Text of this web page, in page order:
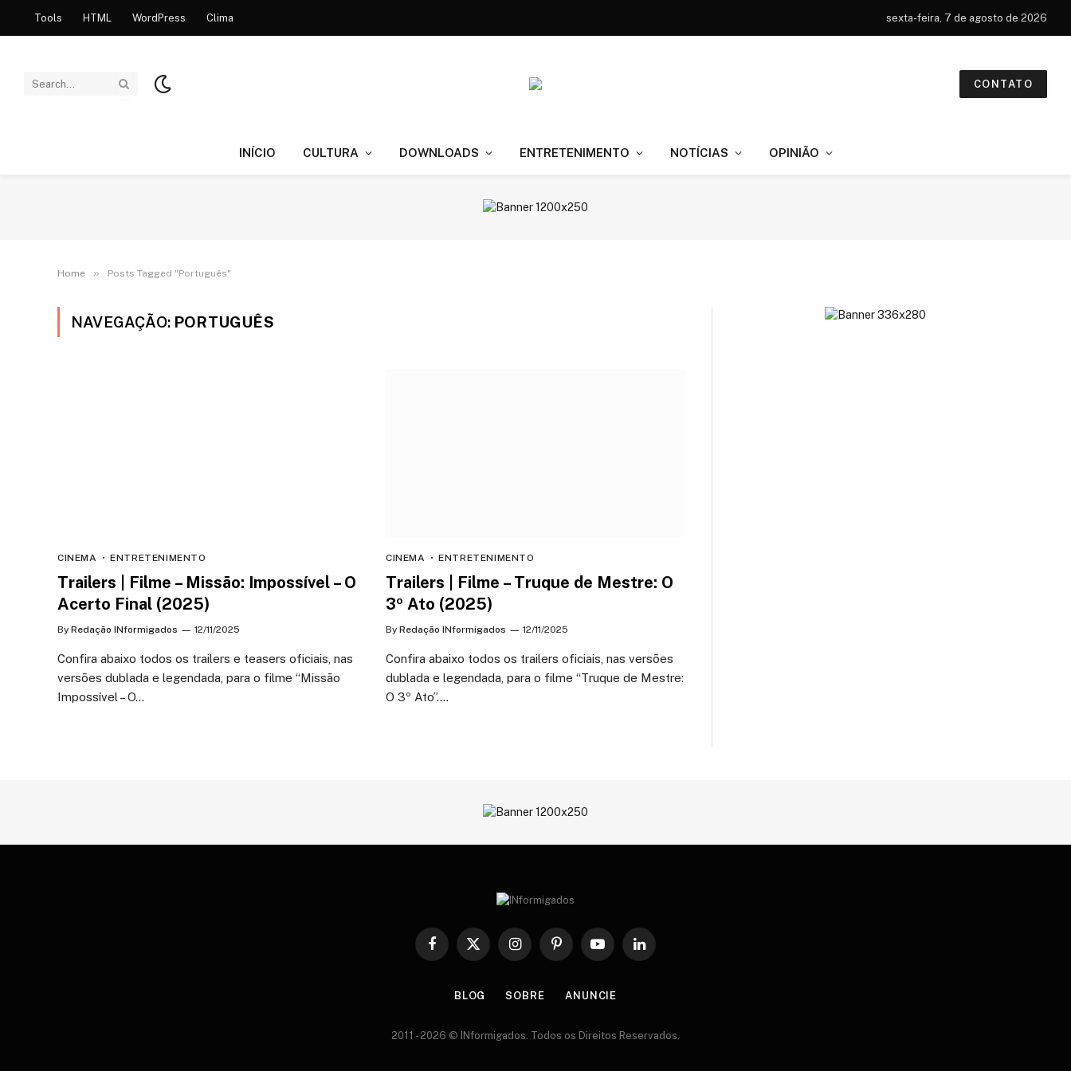
Tools HTML WordPress Clima sexta-feira, 7 de agosto de 2026
CONTATO
INÍCIO CULTURA DOWNLOADS ENTRETENIMENTO NOTÍCIAS OPINIÃO
Home » Posts Tagged "Português"
NAVEGAÇÃO: PORTUGUÊS
CINEMA ENTRETENIMENTO
Trailers | Filme – Missão: Impossível – O
Acerto Final (2025)
By Redação INformigados 12/11/2025
Confira abaixo todos os trailers e teasers oficiais, nas
versões dublada e legendada, para o filme “Missão
Impossível – O…
CINEMA ENTRETENIMENTO
Trailers | Filme – Truque de Mestre: O
3º Ato (2025)
By Redação INformigados 12/11/2025
Confira abaixo todos os trailers oficiais, nas versões
dublada e legendada, para o filme “Truque de Mestre:
O 3º Ato”.…
Facebook
X
InstagramPinterestYouTubeLinkedIn
BLOG SOBRE ANUNCIE
2011 - 2026 © INformigados. Todos os Direitos Reservados.